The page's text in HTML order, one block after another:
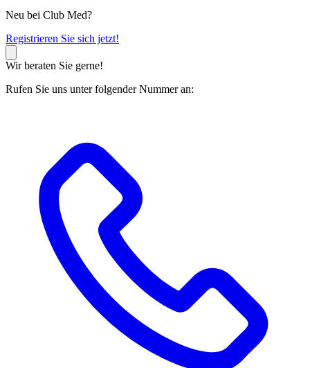
Neu bei Club Med?
Registrieren Sie sich jetzt!
Wir beraten Sie gerne!
Rufen Sie uns unter folgender Nummer an: